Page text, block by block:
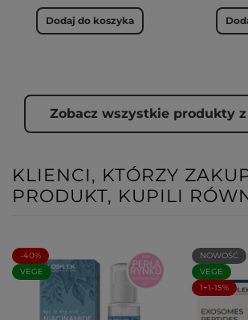
Dodaj do koszyka
Zobacz wszystkie produkty
KLIENCI, KTÓRZY
PRODUKT, KUPILI
-40%
VEGE
NOWOŚĆ
VEGE
1+1-15%